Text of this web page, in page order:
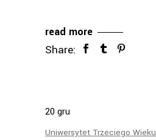
read more
Share:
20gru
Uniwersytet Trzeciego Wieku